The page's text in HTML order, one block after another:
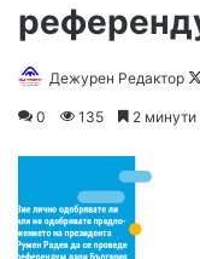
Дежурен Редактор
0 135 2 минути